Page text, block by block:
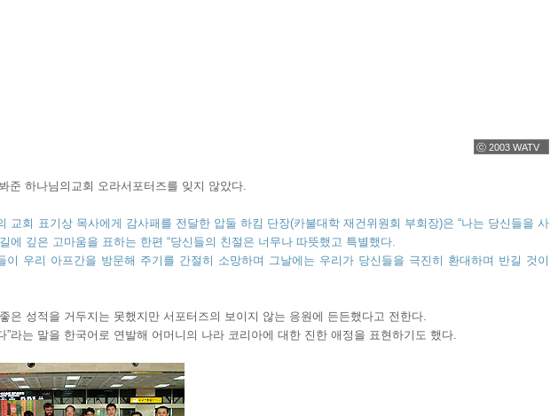
ⓒ 2003 WATV
준 하나님의교회 오라서포터즈를 잊지 않았다.
교회 표기상 목사에게 감사패를 전달한 압둘 하킴 단장(카불대학 재건위원회 부회장)은 “나는 당신들을 사
에 깊은 고마움을 표하는 한편 “당신들의 친절은 너무나 따뜻했고 특별했다.
우리 아프간을 방문해 주기를 간절히 소망하며 그날에는 우리가 당신들을 극진히 환대하며 반길 것이
은 성적을 거두지는 못했지만 서포터즈의 보이지 않는 응원에 든든했다고 전한다.
라는 말을 한국어로 연발해 어머니의 나라 코리아에 대한 진한 애정을 표현하기도 했다.